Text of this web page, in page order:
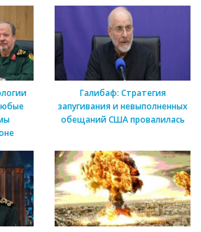
Галибаф: Стратегия
запугивания и невыполненных
обещаний США провалилась